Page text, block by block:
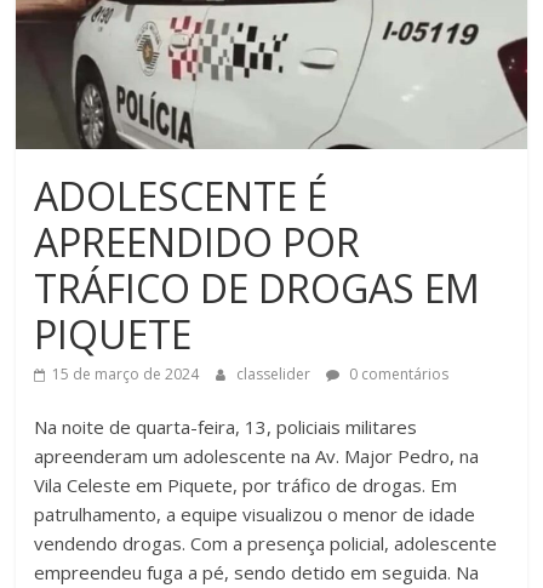
ADOLESCENTE É
APREENDIDO POR
TRÁFICO DE DROGAS EM
PIQUETE
15 de março de 2024 classelider 0 comentários
Na noite de quarta-feira, 13, policiais militares
apreenderam um adolescente na Av. Major Pedro, na
Vila Celeste em Piquete, por tráfico de drogas. Em
patrulhamento, a equipe visualizou o menor de idade
vendendo drogas. Com a presença policial, adolescente
empreendeu fuga a pé, sendo detido em seguida. Na